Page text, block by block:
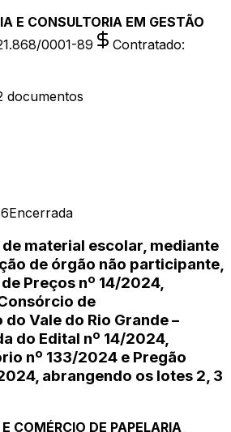
E CONSULTORIA EM GESTÃO
0001-89 Contratado:
documentos
Encerrada
material escolar, mediante
de órgão não participante,
Preços nº 14/2024,
de
Vale do Rio Grande –
do Edital nº 14/2024,
nº 133/2024 e Pregão
abrangendo os lotes 2, 3
COMÉRCIO DE PAPELARIA